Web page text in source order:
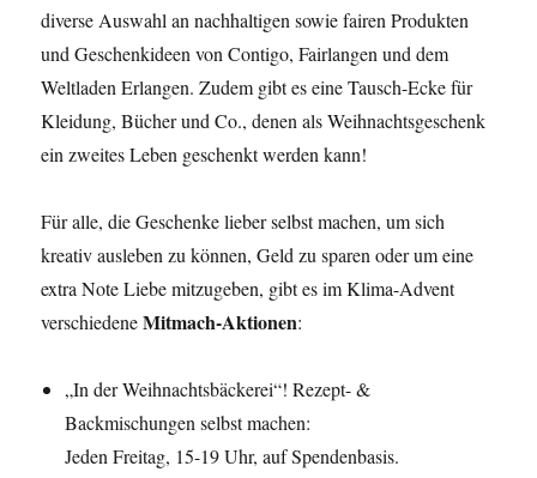
diverse Auswahl an nachhaltigen sowie fairen Produkten
und Geschenkideen von Contigo, Fairlangen und dem
Weltladen Erlangen. Zudem gibt es eine Tausch-Ecke für
Kleidung, Bücher und Co., denen als Weihnachtsgeschenk
ein zweites Leben geschenkt werden kann!
Für alle, die Geschenke lieber selbst machen, um sich
kreativ ausleben zu können, Geld zu sparen oder um eine
extra Note Liebe mitzugeben, gibt es im Klima-Advent
verschiedeneMitmach-Aktionen:
„In der Weihnachtsbäckerei“! Rezept- &
Backmischungen selbst machen:
Jeden Freitag, 15-19 Uhr, auf Spendenbasis.